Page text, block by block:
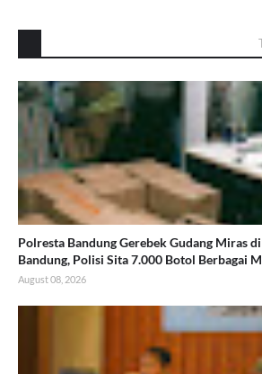
Polresta Bandung Gerebek Gudang Miras
Bandung, Polisi Sita 7.000 Botol Berbagai
August 08, 2026